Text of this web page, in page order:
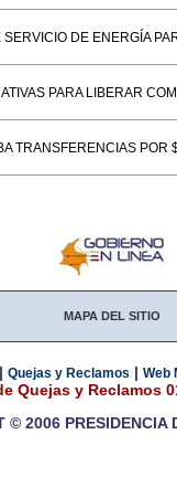
SERVICIO DE ENERGÍA
PARA LIBERAR
TRANSFERENCIAS POR
MAPA DEL SITIO
| Quejas y Reclamos | Web
Quejas y Reclamos
© 2006 PRESIDENCIA